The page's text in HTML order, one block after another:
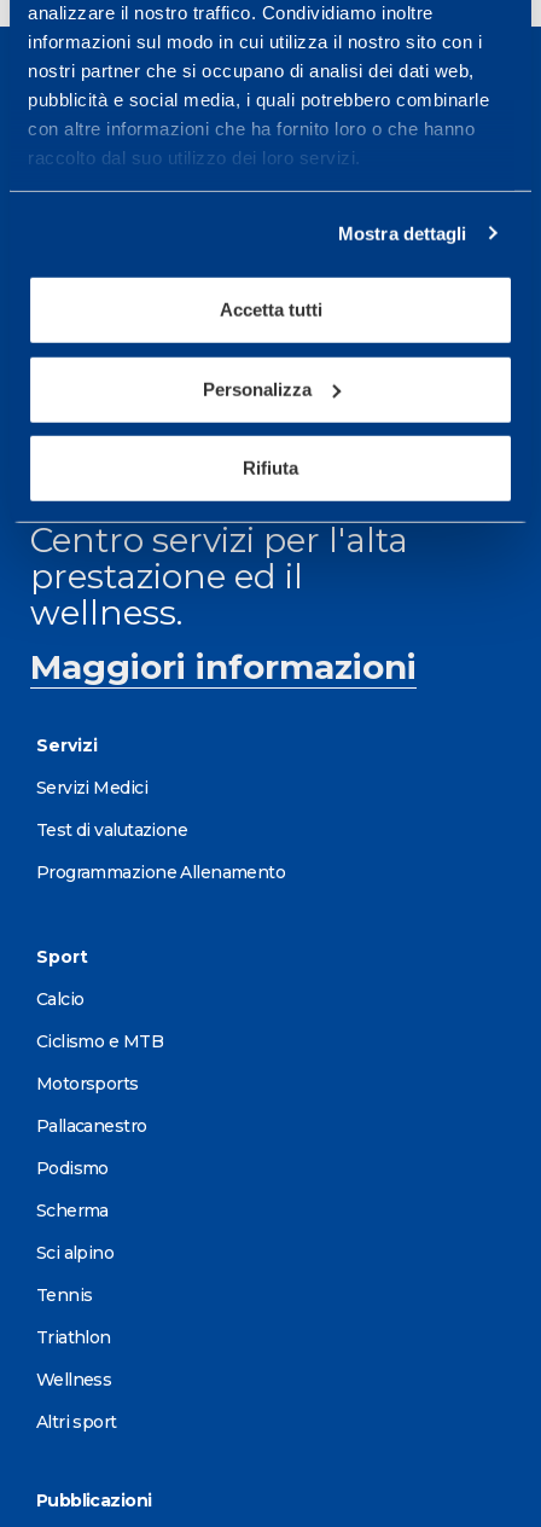
analizzare il nostro traffico. Condividiamo inoltre
informazioni sul modo in cui utilizza il nostro sito con i
nostri partner che si occupano di analisi dei dati web,
pubblicità e social media, i quali potrebbero combinarle
con altre informazioni che ha fornito loro o che hanno
raccolto dal suo utilizzo dei loro servizi.
Mostra dettagli
Accetta tutti
Personalizza
Rifiuta
Sport Service Mapei S.r.l. - Via Busto Fagnano 38,
lunedì a venerdì 9.30-12.30 e 14.30-17.30.
Da Lunedì al Venerdì
08.30 - 18.30
Centro servizi per l'alta
prestazione ed il
wellness.
Maggiori informazioni
Servizi
Servizi Medici
Test di valutazione
Programmazione Allenamento
Sport
Calcio
Ciclismo e MTB
Motorsports
Pallacanestro
Podismo
Scherma
Sci alpino
Tennis
Triathlon
Wellness
Altri sport
Pubblicazioni